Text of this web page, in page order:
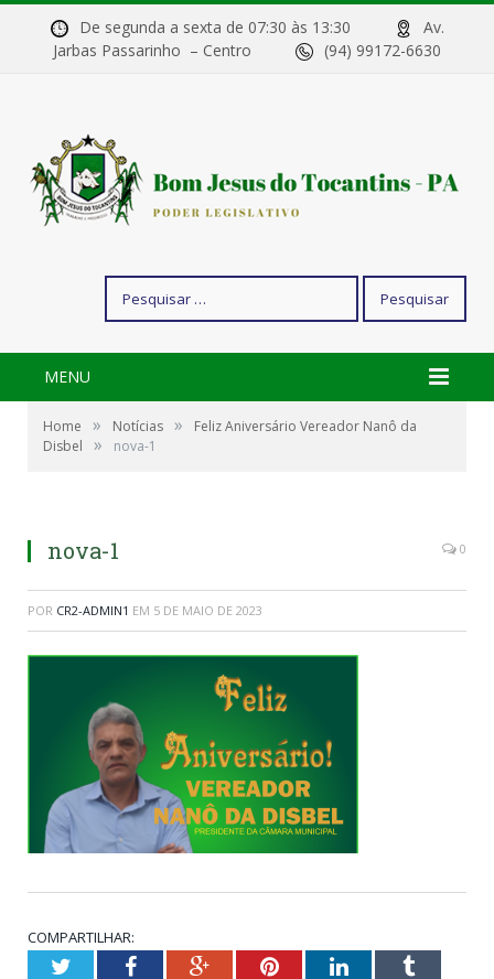
De segunda a sexta de 07:30 às 13:30
Av.
Jarbas Passarinho – Centro
(94) 99172-6630
por:
MENU
Home » Notícias »
Feliz Aniversário Vereador Nanô da
Disbel
» nova-1
nova-1 0
POR CR2-ADMIN1 EM 5 DE MAIO DE 2023
COMPARTILHAR:
TwitterFacebookGoogle+PinterestLinkedInTumblr